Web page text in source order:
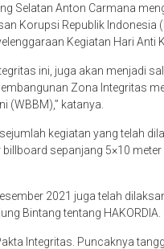
Selatan Anton Carmana
Korupsi Republik Indonesia
Kegiatan Hari Anti
ini, juga akan menjadi
Zona Integritas
(WBBM),” katanya.
kegiatan yang telah
sepanjang 5×10
2021 juga telah
Bintang tentang HAKORDIA.
Integritas. Puncaknya